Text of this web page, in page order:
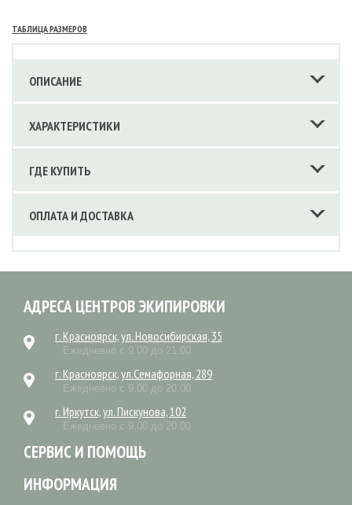
ТАБЛИЦА РАЗМЕРОВ
ОПИСАНИЕ
ХАРАКТЕРИСТИКИ
ГДЕ КУПИТЬ
ОПЛАТА И ДОСТАВКА
АДРЕСА ЦЕНТРОВ ЭКИПИРОВКИ
г. Красноярск, ул. Новосибирская, 35
Ежедневно с 9.00 до 21.00
г. Красноярск, ул.Семафорная, 289
Ежедневно с 9.00 до 20.00
г. Иркутск, ул. Пискунова, 102
Ежедневно с 9.00 до 20.00
СЕРВИС И ПОМОЩЬ
ИНФОРМАЦИЯ